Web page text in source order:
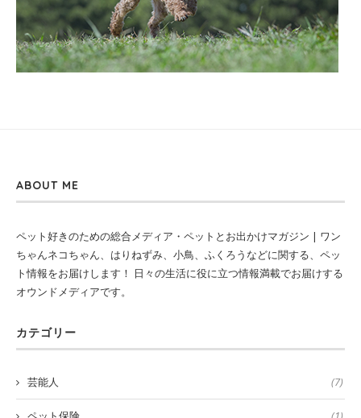
ABOUT ME
ペット好きのための総合メディア・ペットとお出かけマガジン | ワン
ちゃんネコちゃん、はりねずみ、小鳥、ふくろうなどに関する、ペッ
ト情報をお届けします！ 日々の生活に役に立つ情報満載でお届けする
オウンドメディアです。
カテゴリー
芸能人 (7)